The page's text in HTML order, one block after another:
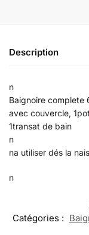
Description
n
Baignoire complete
avec couvercle,
1transat de bain
n
na utiliser dés la
n
Catégories :